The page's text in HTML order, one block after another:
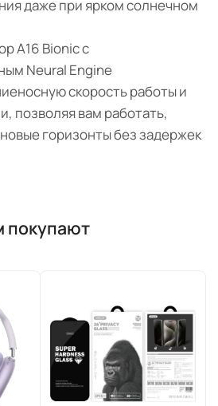
даже при ярком солнечном
A16 Bionic с
Neural Engine
скорость работы и
позволяя вам работать,
горизонты без задержек
покупают